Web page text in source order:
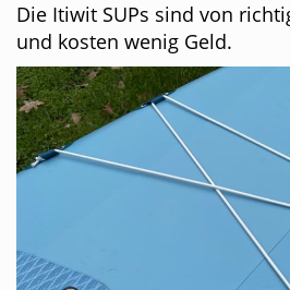
Die Itiwit SUPs sind von
und kosten wenig Geld.